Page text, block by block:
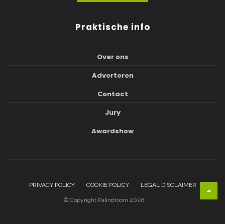
Praktische info
Over ons
Adverteren
Contact
Jury
Awardshow
PRIVACY POLICY COOKIE POLICY LEGAL DISCLAIMER
© Copyright Palindroom 2026